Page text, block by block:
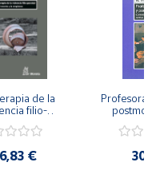
de la
filio-
y la
€